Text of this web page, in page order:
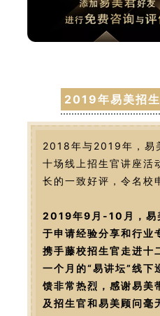
2019年易美招
2018年与2019年，易
十场线上招生官讲座活
长的一致好评，令名校
2019年9月-10月，易
于申请经验分享和行业
携手藤校招生官走进十
一个月的“易讲坛”线下
馈非常热烈，感谢易美
及招生官和易美顾问毫